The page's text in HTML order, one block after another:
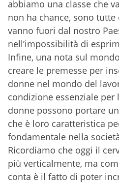
abbiamo una classe che
non ha chance, sono tutte
vanno fuori dal nostro
nell’impossibilità di
Infine, una nota sul
creare le premesse per
donne nel mondo del
condizione essenziale
donne possono portare
che è loro caratteristica
fondamentale nella
Ricordiamo che oggi il
più verticalmente, ma
conta è il fatto di poter